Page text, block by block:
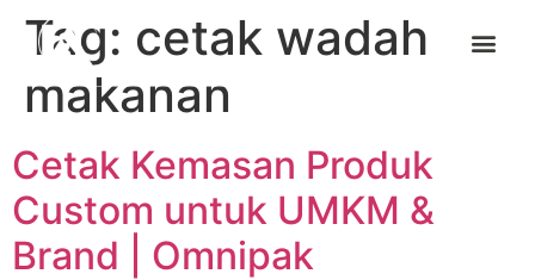
Tag: cetak wadah
makanan
Cetak Kemasan Produk
Custom untuk UMKM &
Brand | Omnipak